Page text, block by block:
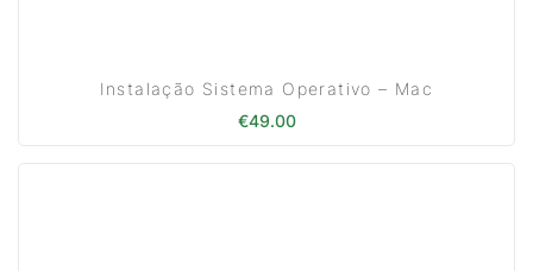
Instalação Sistema Operativo – Mac
€49.00